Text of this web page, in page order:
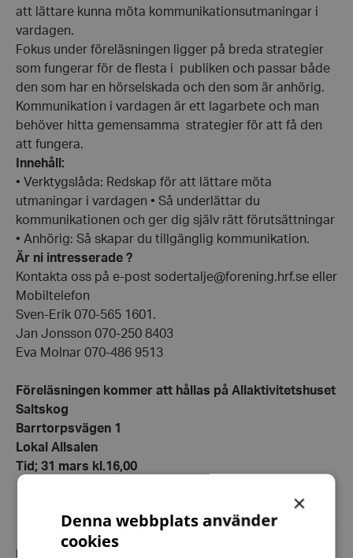
att lättare kunna möta kommunikationsutmaningar i
vardagen.
Fokus under föreläsningen ligger på breda strategier
som fungerar för de flesta i publiken och passar både
den som har en hörselskada och den som är anhörig.
Kommunikation i vardagen är ett lagarbete och man
behöver hitta gemensamma strategier för att få den
att fungera.
Innehåll:
• Verktygslåda: Redskap för att lättare möta
utmaningar i vardagen • Så underlättar du
kommunikationen och ger dig själv rätt förutsättningar
• Anhörig: Så skapar du tillgänglig kommunikation.
Är ni intresserade ?
Kontakta oss på e-post sodertalje@forening.hrf.se eller
Mobiltelefon
Sven-Erik 070-565 1601.
Jan Jonsson 070-250 8403
Eva Molnar 070-486 9513
Föreläsningen kommer att hållas på Allaktivitetshuset
Saltskog
Barrtorpsvägen 1
Lokal Allsalen
Tid; 31 mars kl.16,00
×
Denna webbplats använder
cookies